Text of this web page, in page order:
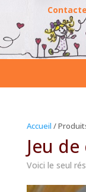
Accueil /
Jeu
Voici le seul